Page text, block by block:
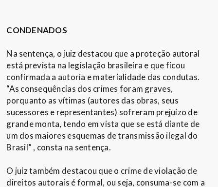
CONDENADOS
Na sentença, o juiz destacou que a proteção autoral
está prevista na legislação brasileira e que ficou
confirmada a autoria e materialidade das condutas.
“As consequências dos crimes foram graves,
porquanto as vítimas (autores das obras, seus
sucessores e representantes) sofreram prejuízo de
grande monta, tendo em vista que se está diante de
um dos maiores esquemas de transmissão ilegal do
Brasil” , consta na sentença.
O juiz também destacou que o crime de violação de
direitos autorais é formal, ou seja, consuma-se com a